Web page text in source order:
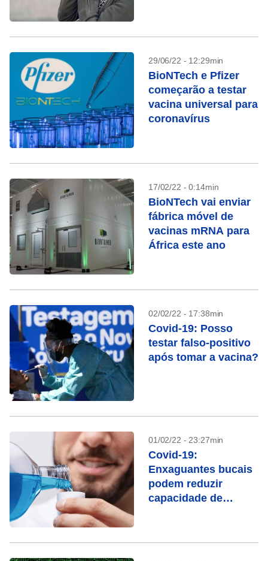
29/06/22 - 12:29min
BioNTech e Pfizer
começarão a testar
vacina universal para
coronavírus
17/02/22 - 0:14min
BioNTech vai enviar
fábrica móvel de
vacinas mRNA para
África este ano
02/02/22 - 17:38min
Covid-19: Posso
testar falso-positivo
após tomar a vacina?
01/02/22 - 23:27min
Covid-19:
Enxaguantes bucais
podem reduzir
capacidade de